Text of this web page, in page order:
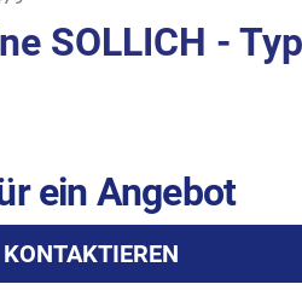
SOLLICH -
ein Angebot
KONTAKTIEREN